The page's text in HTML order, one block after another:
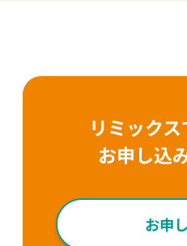
リミック
お申し込
お申